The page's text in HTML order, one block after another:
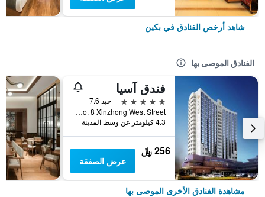
شاهد أرخص الفنادق في بكين
الفنادق الموصى بها
فندق آسيا
5 نجوم
جيد 7.6
No. 8 Xinzhong West Street, بكين, الصين
4.3 كيلومتر عن وسط المدينة
256 ﷼
عرض الصفقة
مشاهدة الفنادق الأخرى الموصى بها